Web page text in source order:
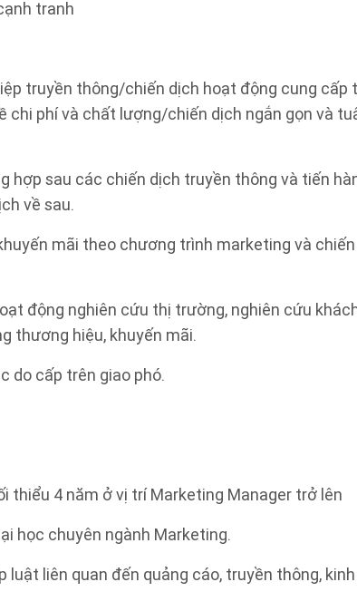
tranh
truyền thông/chiến dịch hoạt động cung cấp
chi phí và chất lượng/chiến dịch ngắn gọn và
hợp sau các chiến dịch truyền thông và tiến
về sau.
mãi theo chương trình marketing và
động nghiên cứu thị trường, nghiên cứu
thương hiệu, khuyến mãi.
do cấp trên giao phó.
thiểu 4 năm ở vị trí Marketing Manager trở lên
học chuyên ngành Marketing.
luật liên quan đến quảng cáo, truyền thông,